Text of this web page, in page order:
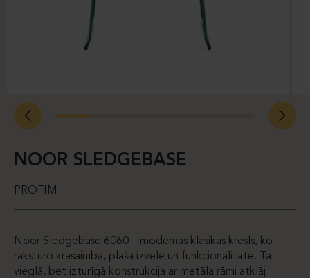
NOOR SLEDGEBASE
PROFIM
Noor Sledgebase 6060 – modernās klasikas krēsls, ko
raksturo krāsainība, plaša izvēle un funkcionalitāte. Tā
vieglā, bet izturīgā konstrukcija ar metāla rāmi atklāj